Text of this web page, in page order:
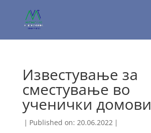
Известување за
сместување во
ученички домови
| Published on: 20.06.2022 |